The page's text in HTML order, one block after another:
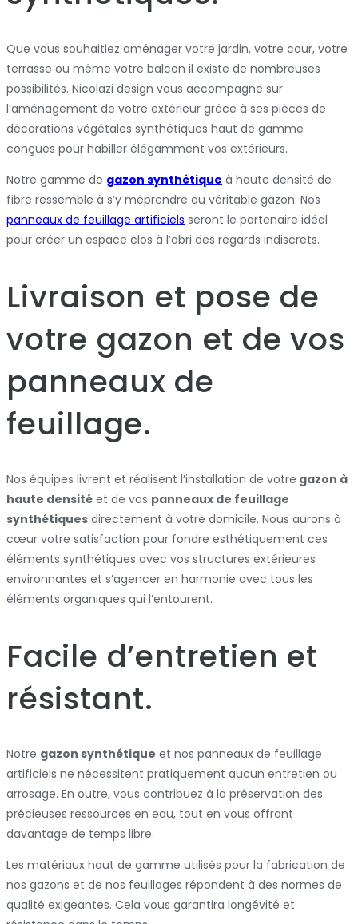
Que vous souhaitiez aménager votre jardin, votre cour, votre
terrasse ou même votre balcon il existe de nombreuses
possibilités. Nicolazi design vous accompagne sur
l’aménagement de votre extérieur grâce à ses pièces de
décorations végétales synthétiques haut de gamme
conçues pour habiller élégamment vos extérieurs.
Notre gamme de gazon synthétique à haute densité de
fibre ressemble à s’y méprendre au véritable gazon. Nos
panneaux de feuillage artificiels seront le partenaire idéal
pour créer un espace clos à l’abri des regards indiscrets.
Livraison et pose de
votre gazon et de vos
panneaux de
feuillage.
Nos équipes livrent et réalisent l’installation de votre gazon à
haute densité et de vos panneaux de feuillage
synthétiques directement à votre domicile. Nous aurons à
cœur votre satisfaction pour fondre esthétiquement ces
éléments synthétiques avec vos structures extérieures
environnantes et s’agencer en harmonie avec tous les
éléments organiques qui l’entourent.
Facile d’entretien et
résistant.
Notre gazon synthétique et nos panneaux de feuillage
artificiels ne nécessitent pratiquement aucun entretien ou
arrosage. En outre, vous contribuez à la préservation des
précieuses ressources en eau, tout en vous offrant
davantage de temps libre.
Les matériaux haut de gamme utilisés pour la fabrication de
nos gazons et de nos feuillages répondent à des normes de
qualité exigeantes. Cela vous garantira longévité et